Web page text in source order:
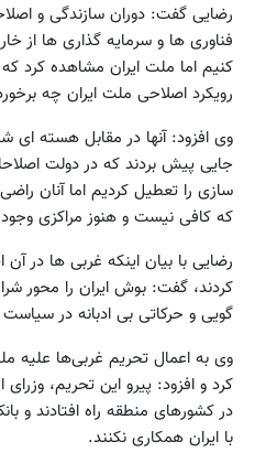
رضایی گفت: دوران سازندگی و
فناوری ها و سرمایه گذاری ها از
رویکرد اصلاحی ملت ایران چه
وی افزود: آنها در مقابل هسته ای
جایی پیش بردند که در دولت
سازی را تعطیل کردیم اما آنان
که کافی نیست و هنوز مراکزی
رضایی با بیان اینکه غربی ها در
کردند، گفت: بوش ایران را محور
گویی و حرکاتی بی ادبانه در
وی به اعمال تحریم غربی‌ها علیه
کرد و افزود:‌ پیرو این تحریم،
در کشورهای منطقه راه افتادند و
با ایران همکاری نکنند.